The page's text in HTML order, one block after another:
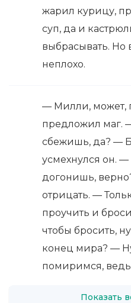
жарил курицу,
суп, да и
выбрасывать. Но
неплохо.
— Милли, может,
предложил маг.
сбежишь, да? —
усмехнулся он.
догонишь,
отрицать. —
проучить и
чтобы бросить,
конец мира? —
помиримся, ведь
Показать